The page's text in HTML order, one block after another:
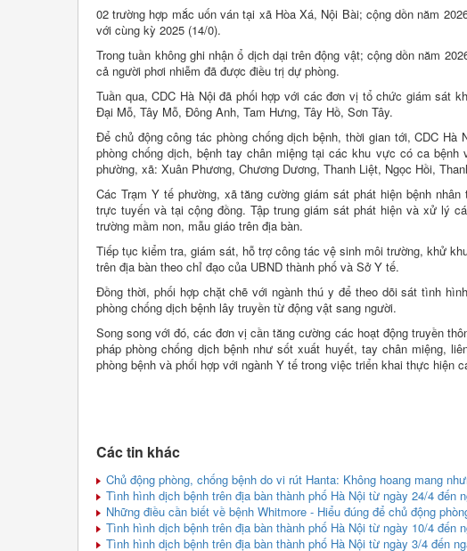
02 trường hợp mắc uốn ván tại xã Hòa Xá, Nội Bài; cộng dồn năm
với cùng kỳ 2025 (14/0).
Trong tuần không ghi nhận ổ dịch dại trên động vật; cộng dồn năm
cả người phơi nhiễm đã được điều trị dự phòng.
Tuần qua, CDC Hà Nội đã phối hợp với các đơn vị tổ chức giám sát
Đại Mỗ, Tây Mỗ, Đông Anh, Tam Hưng, Tây Hồ, Sơn Tây.
Để chủ động công tác phòng chống dịch bệnh, thời gian tới, CDC
phòng chống dịch, bệnh tay chân miệng tại các khu vực có ca
phường, xã: Xuân Phương, Chương Dương, Thanh Liệt, Ngọc Hồi,
Các Trạm Y tế phường, xã tăng cường giám sát phát hiện bệnh
trực tuyến và tại cộng đồng. Tập trung giám sát phát hiện và xử lý
trường mầm non, mẫu giáo trên địa bàn.
Tiếp tục kiểm tra, giám sát, hỗ trợ công tác vệ sinh môi trường, khử
trên địa bàn theo chỉ đạo của UBND thành phố và Sở Y tế.
Đồng thời, phối hợp chặt chẽ với ngành thú y để theo dõi sát tình
phòng chống dịch bệnh lây truyền từ động vật sang người.
Song song với đó, các đơn vị cần tăng cường các hoạt động truyền
pháp phòng chống dịch bệnh như sốt xuất huyết, tay chân miệng,
phòng bệnh và phối hợp với ngành Y tế trong việc triển khai thực hiện
Các tin khác
Chủ động phòng, chống bệnh do vi rút Hanta: Không hoang mang
Tình hình dịch bệnh trên địa bàn thành phố Hà Nội từ ngày 24/4 đến
Những điều cần biết về bệnh Whitmore - Hiểu đúng để chủ động
Tình hình dịch bệnh trên địa bàn thành phố Hà Nội từ ngày 10/4 đến
Tình hình dịch bệnh trên địa bàn thành phố Hà Nội từ ngày 3/4 đến